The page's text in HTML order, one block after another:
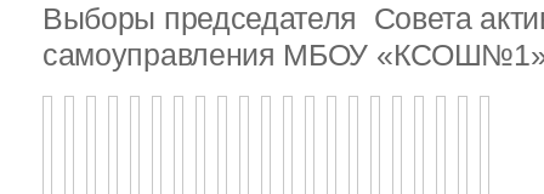
Выборы председателя Совета
самоуправления МБОУ